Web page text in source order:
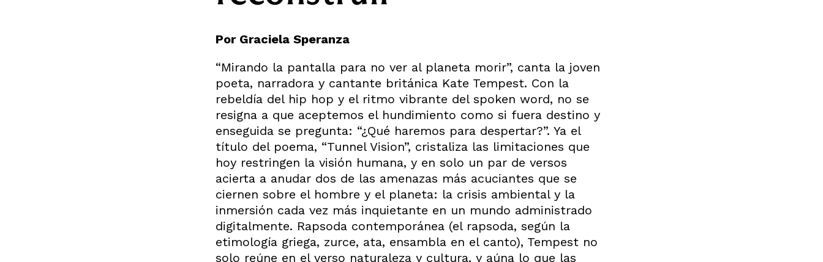
Por Graciela Speranza
“Mirando la pantalla para no ver al planeta morir”, canta la joven
poeta, narradora y cantante británica Kate Tempest. Con la
rebeldía del hip hop y el ritmo vibrante del spoken word, no se
resigna a que aceptemos el hundimiento como si fuera destino y
enseguida se pregunta: “¿Qué haremos para despertar?”. Ya el
título del poema, “Tunnel Vision”, cristaliza las limitaciones que
hoy restringen la visión humana, y en solo un par de versos
acierta a anudar dos de las amenazas más acuciantes que se
ciernen sobre el hombre y el planeta: la crisis ambiental y la
inmersión cada vez más inquietante en un mundo administrado
digitalmente. Rapsoda contemporánea (el rapsoda, según la
etimología griega, zurce, ata, ensambla en el canto), Tempest no
solo reúne en el verso naturaleza y cultura, y aúna lo que las